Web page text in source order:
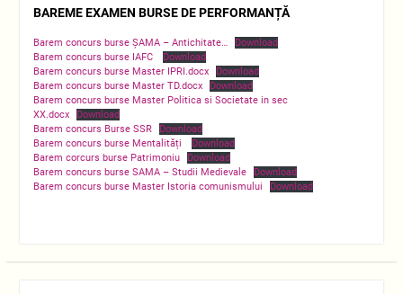
BAREME EXAMEN BURSE DE PERFORMANȚĂ
Barem concurs burse ȘAMA – Antichitate…
Download
Barem concurs burse IAFC
Download
Barem concurs burse Master IPRI.docx
Download
Barem concurs burse Master TD.docx
Download
Barem concurs burse Master Politica si Societate in sec
XX.docx
Download
Barem concurs Burse SSR
Download
Barem concurs burse Mentalități
Download
Barem corcurs burse Patrimoniu
Download
Barem concurs burse SAMA – Studii Medievale
Download
Barem concurs burse Master Istoria comunismului
Download